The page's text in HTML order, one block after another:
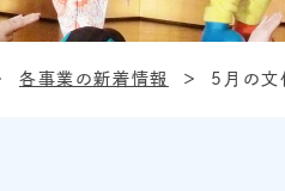
各事業の新着情報 5月の文